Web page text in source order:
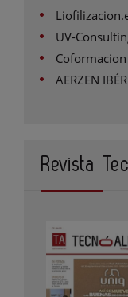
UV-
Coformacion
AERZEN
Revista